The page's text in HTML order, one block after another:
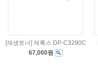
[재생토너] 제록스 DP-C3290C
67,000원